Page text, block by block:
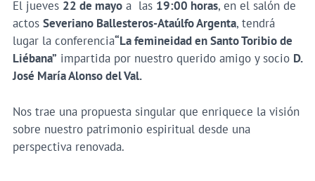
El jueves 22 de mayoa las 19:00 horas, en el salón de
actos Severiano Ballesteros-Ataúlfo Argenta, tendrá
lugar la conferencia“La femineidad en Santo Toribio de
Liébana” impartida por nuestro querido amigo y socio D.
José María Alonso del Val.
Nos trae una propuesta singular que enriquece la visión
sobre nuestro patrimonio espiritual desde una
perspectiva renovada.